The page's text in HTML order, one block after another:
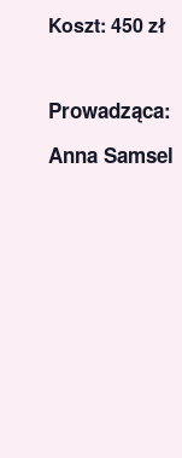
Koszt: 450 zł
Prowadząca:
Anna Samsel